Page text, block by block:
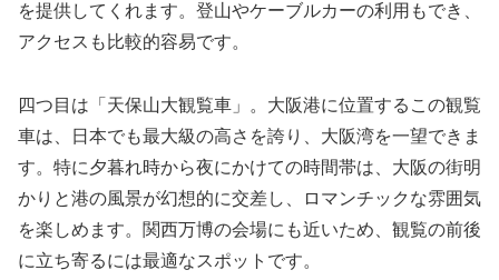
を提供してくれます。登山やケーブルカーの利用もでき、
アクセスも比較的容易です。
四つ目は「天保山大観覧車」。大阪港に位置するこの観覧
車は、日本でも最大級の高さを誇り、大阪湾を一望できま
す。特に夕暮れ時から夜にかけての時間帯は、大阪の街明
かりと港の風景が幻想的に交差し、ロマンチックな雰囲気
を楽しめます。関西万博の会場にも近いため、観覧の前後
に立ち寄るには最適なスポットです。